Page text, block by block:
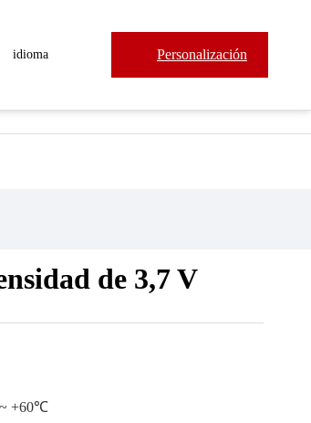
idioma Personalización
de 3,7 V
~ +60℃